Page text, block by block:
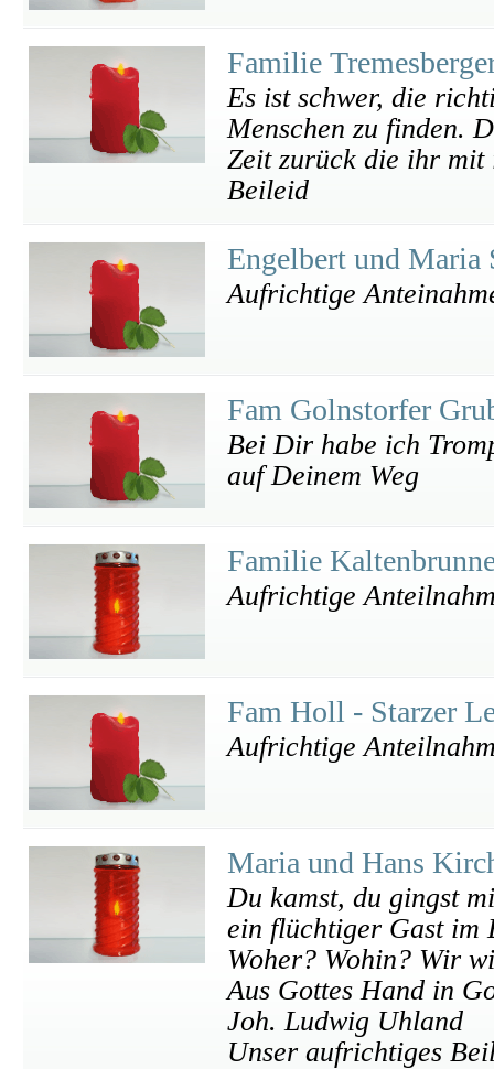
Familie
Es ist schwer, die
Menschen zu finden.
Zeit zurück die ihr
Beileid
Engelbert und
Aufrichtige
Fam Golnstorfer
Bei Dir habe ich
auf Deinem Weg
Familie
Aufrichtige
Fam Holl - Starzer
Aufrichtige
Maria und Hans
Du kamst, du gingst
ein flüchtiger Gast im
Woher? Wohin? Wir
Aus Gottes Hand in
Joh. Ludwig Uhland
Unser aufrichtiges